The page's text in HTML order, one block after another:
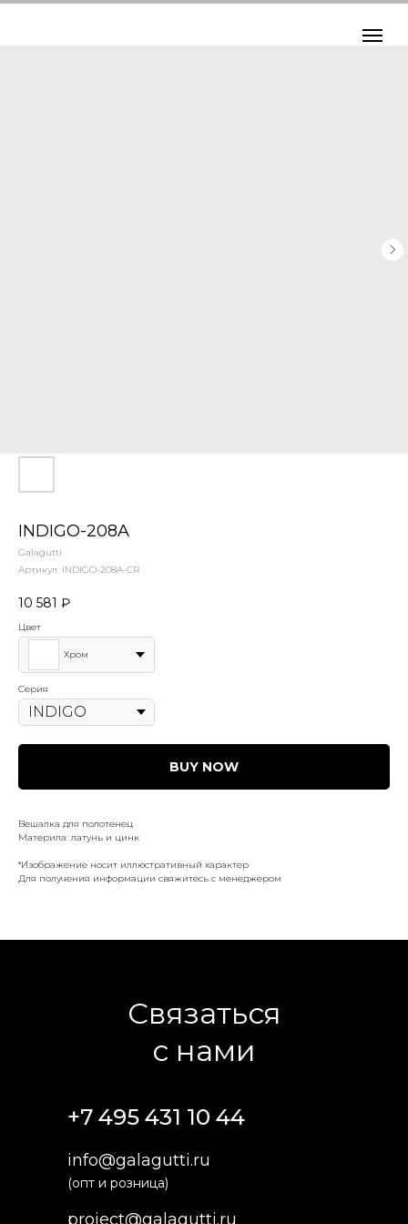
INDIGO-208A
Galagutti
Артикул: INDIGO-208A-CR
10 581 ₽
Цвет
Хром
Серия
BUY NOW
Вешалка для полотенец
Материла: латунь и цинк
*Изображение носит иллюстративный характер
Для получения информации свяжитесь с менеджером
Связаться
с нами
project@galagutti.ru
(опт и розница)
info@galagutti.ru
+7 495 431 10 44